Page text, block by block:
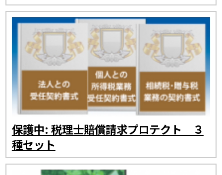
保護中: 税理士賠償請求プロテクト ３
種セット